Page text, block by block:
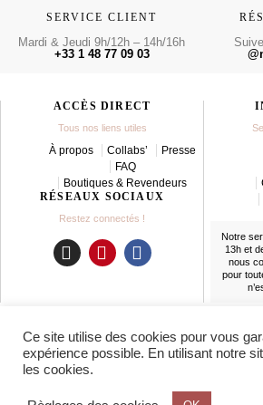
SERVICE CLIENT
Mardi & Jeudi 9h/12h – 14h/16h
+33 1 48 77 09 03
ACCÈS DIRECT
Tous nos liens utiles
À propos Collabs’
Presse
FAQ
Boutiques & Revendeurs
RÉSEAUX SOCIAUX
Restez connectés !
I
a
g
r
P
e
r
F
b
o
Notre
13h et
nous
pour
En France et partout dans le
Ce site utilise des cookies pour vous
expérience possible. En utilisant notre
les cookies.